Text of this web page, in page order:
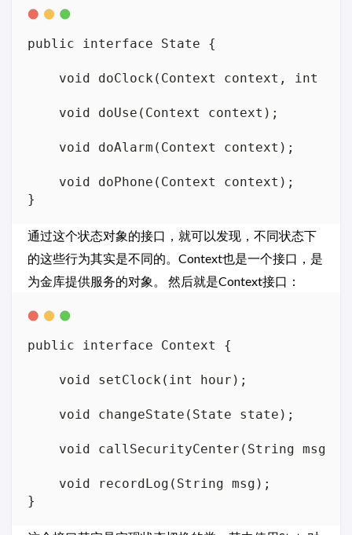
public interface State {
void doClock(Context context, int
    void doUse(Context context);
    void doAlarm(Context context);
    void doPhone(Context context);
通过这个状态对象的接口，就可以发现，不同状态下
的这些行为其实是不同的。Context也是一个接口，是
为金库提供服务的对象。 然后就是Context接口：
public interface Context {
    void setClock(int hour);
    void changeState(State state);
    void callSecurityCenter(String msg);
    void recordLog(String msg);